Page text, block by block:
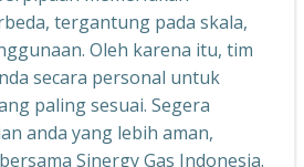
tergantung pada skala,
Oleh karena itu, tim
secara personal untuk
paling sesuai. Segera
anda yang lebih aman,
Sinergy Gas Indonesia.